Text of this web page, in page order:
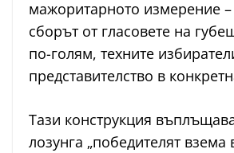
мажоритарното измерение
сборът от гласовете на
по-голям, техните
представителство в
Тази конструкция
лозунга „победителят взема